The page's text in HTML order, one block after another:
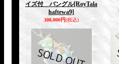
イズ付 バングル[RoyTala
haftewa9]
308,000円(税込)